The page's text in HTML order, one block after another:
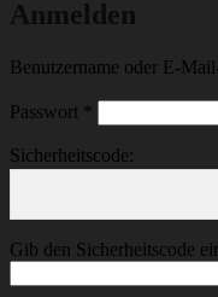
Anmelden
Benutzername oder E-
Passwort *
Sicherheitscode:
Gib den Sicherheitscode